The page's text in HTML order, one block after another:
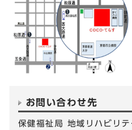
お問い合わせ先
保健福祉局 地域リハビリ